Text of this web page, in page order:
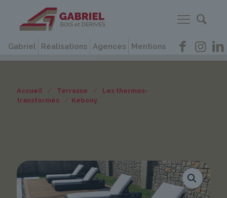
Gabriel Réalisations Agences Mentions
Accueil / Terrasse /
Les thermos-
transformés
/ Kebony